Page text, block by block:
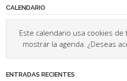
CALENDARIO
Este calendario usa cookies
mostrar la agenda. ¿Deseas
ENTRADAS RECIENTES